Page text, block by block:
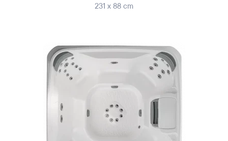
231 x 88 cm